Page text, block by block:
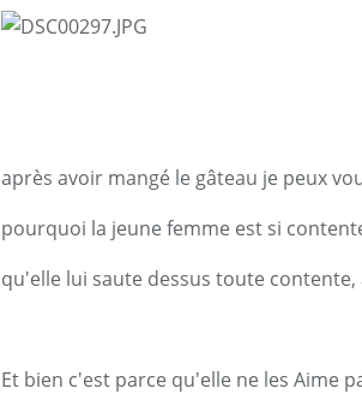
après avoir mangé le gâteau je peux
pourquoi la jeune femme est si
qu'elle lui saute dessus toute
Et bien c'est parce qu'elle ne les Aime